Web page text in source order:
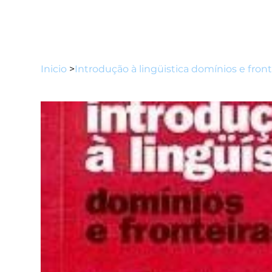
Inicio >Introdução à lingüistica domínios e